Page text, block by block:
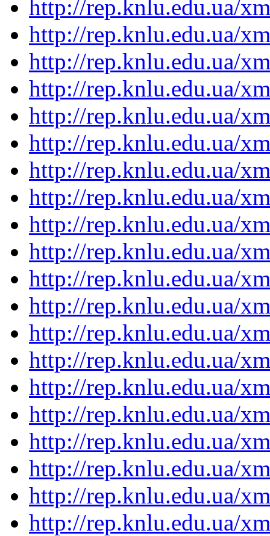
http://rep.knlu.edu.ua/
http://rep.knlu.edu.ua/
http://rep.knlu.edu.ua/
http://rep.knlu.edu.ua/
http://rep.knlu.edu.ua/
http://rep.knlu.edu.ua/
http://rep.knlu.edu.ua/
http://rep.knlu.edu.ua/
http://rep.knlu.edu.ua/
http://rep.knlu.edu.ua/
http://rep.knlu.edu.ua/
http://rep.knlu.edu.ua/
http://rep.knlu.edu.ua/
http://rep.knlu.edu.ua/
http://rep.knlu.edu.ua/
http://rep.knlu.edu.ua/
http://rep.knlu.edu.ua/
http://rep.knlu.edu.ua/
http://rep.knlu.edu.ua/
http://rep.knlu.edu.ua/